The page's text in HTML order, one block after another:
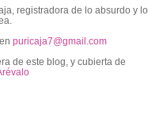
registradora de lo absurdo y lo
puricaja7@gmail.com
de este blog, y cubierta de